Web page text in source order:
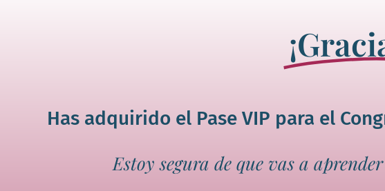
Has adquirido el Pase VIP para el
Estoy segura de que vas a